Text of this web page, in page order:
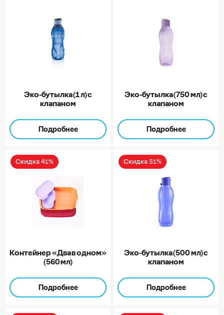
Эко-бутылка (1 л) с
клапаном
Подробнее
Эко-бутылка (750 мл) с
клапаном
Подробнее
Скидка 41%
Контейнер «Два в одном»
(560 мл)
Подробнее
Скидка 51%
Эко-бутылка (500 мл) с
клапаном
Подробнее